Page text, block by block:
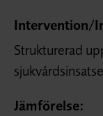
Intervention/
Strukturerad
Jämförelse: